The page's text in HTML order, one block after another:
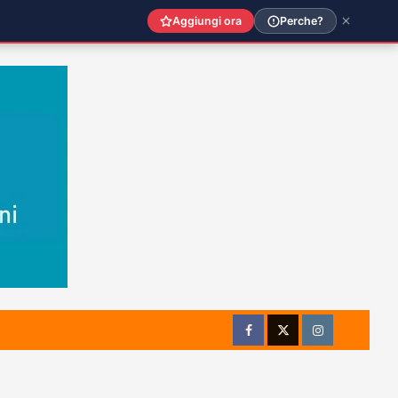
FacebookTwitterInstagram
Aggiungi ora Perche?